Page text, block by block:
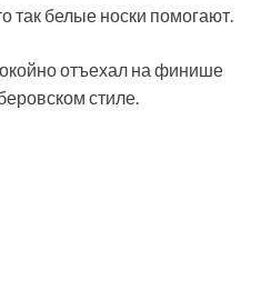
так белые носки помогают.
отъехал на финише
стиле.